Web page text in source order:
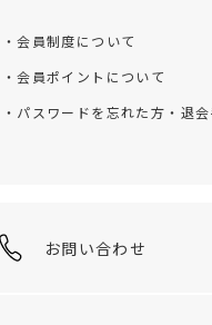
・会員制度について
・会員ポイントについて
・パスワードを忘れた方・退会
お問い合わせ